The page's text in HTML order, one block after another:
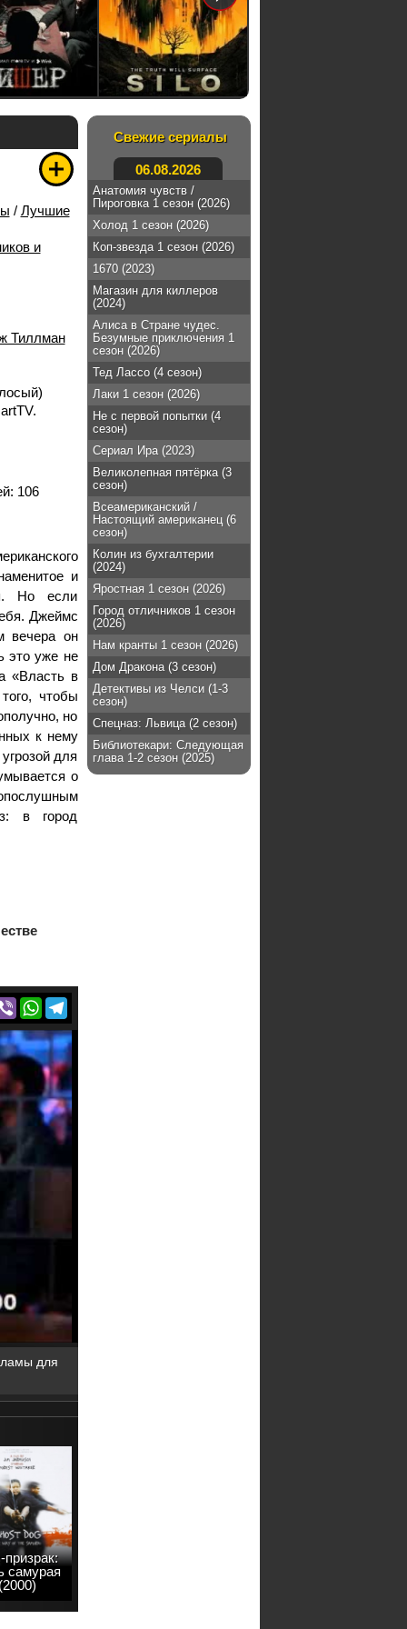
/ Лучшие
и
Тиллман
106
и
Но если
Джеймс
вечера он
это уже не
«Власть в
чтобы
но
к нему
для
о
в город
ViberWhatsApp
Telegram
для
самурая
Свежие сериалы
06.08.2026
Анатомия чувств /
Пироговка 1 сезон (2026)
Холод 1 сезон (2026)
Коп-звезда 1 сезон (2026)
1670 (2023)
Магазин для киллеров
(2024)
Алиса в Стране чудес.
Безумные приключения 1
сезон (2026)
Тед Лассо (4 сезон)
Лаки 1 сезон (2026)
Не с первой попытки (4
сезон)
Сериал Ира (2023)
Великолепная пятёрка (3
сезон)
Всеамериканский /
Настоящий американец (6
сезон)
Колин из бухгалтерии
(2024)
Яростная 1 сезон (2026)
Город отличников 1 сезон
(2026)
Нам кранты 1 сезон (2026)
Дом Дракона (3 сезон)
Детективы из Челси (1-3
сезон)
Спецназ: Львица (2 сезон)
Библиотекари: Следующая
глава 1-2 сезон (2025)